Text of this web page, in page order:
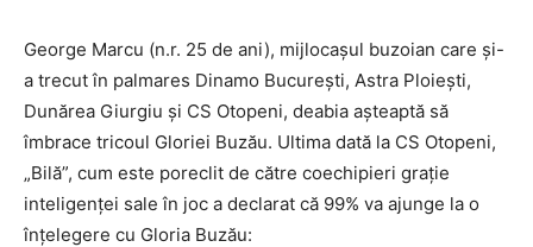
George Marcu (n.r. 25 de ani), mijlocaşul buzoian care şi-
a trecut în palmares Dinamo Bucureşti, Astra Ploieşti,
Dunărea Giurgiu şi CS Otopeni, deabia aşteaptă să
îmbrace tricoul Gloriei Buzău. Ultima dată la CS Otopeni,
„Bilă”, cum este poreclit de către coechipieri graţie
inteligenţei sale în joc a declarat că 99% va ajunge la o
înţelegere cu Gloria Buzău: